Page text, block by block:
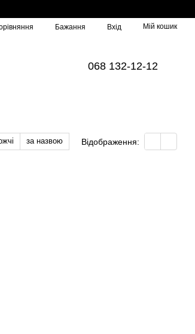
Бажання Вхід Мій кошик
068 132-12-12
за назвою Відображення: